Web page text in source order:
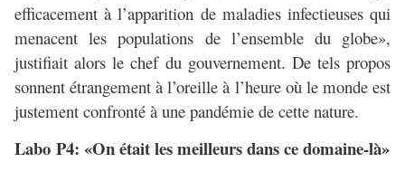
efficacement à l’apparition de maladies infectieuses qui
menacent les populations de l’ensemble du globe»,
justifiait alors le chef du gouvernement. De tels propos
sonnent étrangement à l’oreille à l’heure où le monde est
justement confronté à une pandémie de cette nature.
Labo P4: «On était les meilleurs dans ce domaine-là»